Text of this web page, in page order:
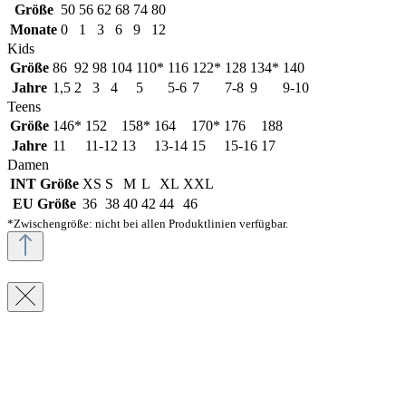
Größe 50 56 62 68 74 80
Monate 0 1 3 6 9
12
Kids
Größe 86 92 98 104 110* 116 122* 128 134* 140
Jahre 1,5 2 3 4 5 5-6 7 7-8 9
9-10
Teens
Größe 146* 152 158* 164 170* 176
188
Jahre 11 11-12 13 13-14 15 15-16 17
Damen
INT Größe XS S M L XL XXL
EU Größe 36 38 40 42 44 46
*Zwischengröße: nicht bei allen Produktlinien verfügbar.